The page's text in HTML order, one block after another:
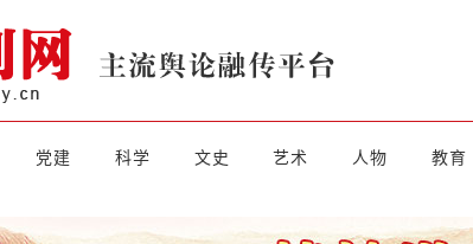
党建 科学 文史 艺术 人物 教育